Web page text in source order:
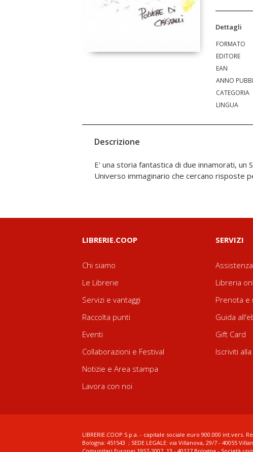
Dettagli
FORMATO
EDITORE
EAN
ANNO
CATEGORIA
LINGUA
Descrizione
E' una storia fantastica di due innamorati, un
Universo immaginario che cercano risposte
LIBRERIE.COOP
Chi siamo
Le Librerie
Servizi e vantaggi
Raccolta punti
Eventi
Collaborazioni e Festival
Notizie e Area stampa
Lavora con noi
SERVIZI
Libreria
Prenota e
Guida
Gift Card
Iscriviti
LIBRERIE.COOP S.p.a. - capitale sociale euro 900.000 int.vers.
Bologna: 451543 ; SEDE LEGALE: via Villanova, 29/7 - 40055